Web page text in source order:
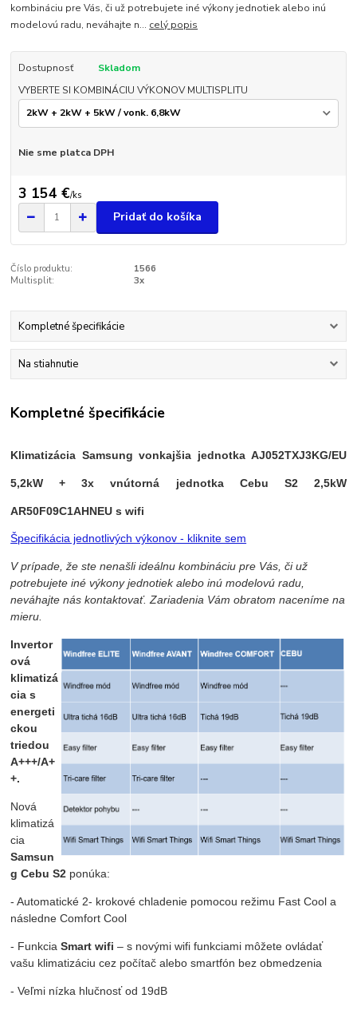
kombináciu pre Vás, či už potrebujete iné výkony jednotiek alebo inú
modelovú radu, neváhajte n... celý popis
Dostupnosť
Skladom
VYBERTE SI KOMBINÁCIU VÝKONOV MULTISPLITU
Nie sme platca DPH
3 154 €/ks
Pridať do košíka
Číslo produktu:
1566
Multisplit:
3x
Kompletné špecifikácie
Na stiahnutie
Kompletné špecifikácie
Klimatizácia Samsung vonkajšia jednotka AJ052TXJ3KG/EU
5,2kW + 3x vnútorná jednotka Cebu S2 2,5kW
AR50F09C1AHNEU s wifi
Špecifikácia jednotlivých výkonov - kliknite sem
V prípade, že ste nenašli ideálnu kombináciu pre Vás, či už
potrebujete iné výkony jednotiek alebo inú modelovú radu,
neváhajte nás kontaktovať. Zariadenia Vám obratom naceníme na
mieru.
Invertor
ová
klimatizá
cia s
energeti
ckou
triedou
A+++/A+
+.
Nová
klimatizá
cia
Samsun
g Cebu S2 ponúka:
- Automatické 2- krokové chladenie pomocou režimu Fast Cool a
následne Comfort Cool
- FunkciaSmart wifi – s novými wifi funkciami môžete ovládať
vašu klimatizáciu cez počítač alebo smartfón bez obmedzenia
- Veľmi nízka hlučnosť od 19dB